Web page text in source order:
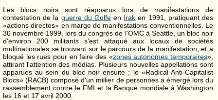
Les blocs noirs sont réapparus lors de manifestations de
contestation de la guerre du Golfeen Irak en 1991, pratiquant des
«actions directes» en marge de manifestations conventionnelles. Le
30 novembre 1999, lors du congrès de l'OMC à Seattle, un bloc noir
d'environ 200 militants s'est attaqué aux locaux de sociétés
multinationales se trouvant sur le parcours de la manifestation, et a
bloqué les rues pour en faire des «zones autonomes temporaires»,
attirant l'attention des médias. Plusieurs nouvelles appellations sont
apparues au sein du bloc noir ensuite ; le «Radical Anti-Capitalist
Blocs» (RACB) composé d'un millier de personnes a émergé lors du
rassemblement contre le FMI et la Banque mondiale à Washington
les 16 et 17 avril 2000.